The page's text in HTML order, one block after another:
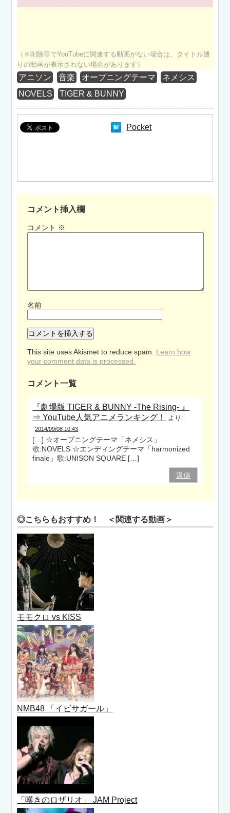
（※削除等でYouTubeに関連する動画がない場合は、タイトル通
りの動画が表示されない場合があります）
アニソン 音楽 オープニングテーマ
ネメシス
NOVELS
TIGER & BUNNY
Pocket
コメント挿入欄
コメント ※
名前
This site uses Akismet to reduce spam. Learn how
your comment data is processed.
コメント一覧
『劇場版 TIGER & BUNNY -The Rising- 』
⇒ YouTube人気アニメランキング！
より:
2014/09/08 10:43
[…] ☆オープニングテーマ「ネメシス」
歌:NOVELS ☆エンディングテーマ「harmonized
finale」歌:UNISON SQUARE […]
返信
◎こちらもおすすめ！ ＜関連する動画＞
モモクロ vs KISS
NMB48 「イビサガール」
「嘆きのロザリオ」 JAM Project